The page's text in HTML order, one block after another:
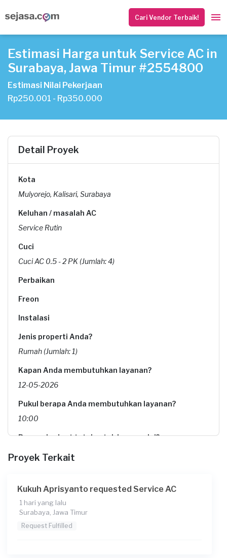
Cari Vendor Terbaik!
Estimasi Harga untuk Service AC in
Surabaya, Jawa Timur #2554800
Estimasi Nilai Pekerjaan
Rp250.001 - Rp350.000
Detail Proyek
Kota
Mulyorejo, Kalisari, Surabaya
Keluhan / masalah AC
Service Rutin
Cuci
Cuci AC 0.5 - 2 PK (Jumlah: 4)
Perbaikan
Freon
Instalasi
Jenis properti Anda?
Rumah (Jumlah: 1)
Kapan Anda membutuhkan layanan?
12-05-2026
Pukul berapa Anda membutuhkan layanan?
10:00
Berapa budget total untuk layanan ini?
Rp300.000 + Rp4.908 (biaya Transaksi)
Proyek Terkait
Kukuh Aprisyanto requested Service AC
1 hari yang lalu
Surabaya, Jawa Timur
Request Fulfilled